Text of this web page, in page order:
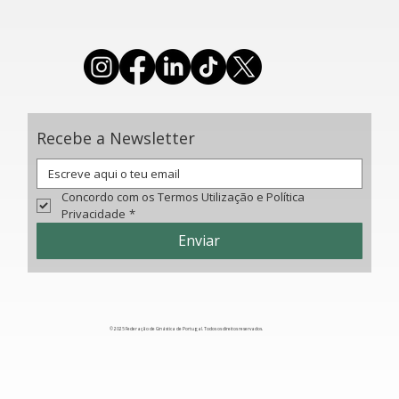
Recebe a Newsletter
Concordo com os Termos Utilização e Política
Privacidade *
Enviar
© 2025 Federação de Ginástica de Portugal. Todos os direitos reservados.